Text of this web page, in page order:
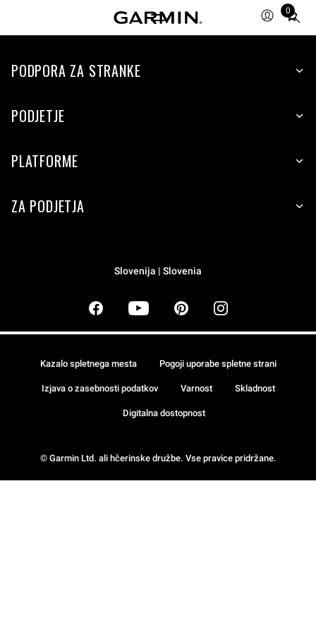
0
Total
items
cart:
PODPORA ZA STRANKE
PODJETJE
PLATFORME
ZA PODJETJA
Slovenija | Slovenia
© Garmin Ltd. ali hčerinske družbe. Vse pravice pridržane.
Kazalo spletnega mesta Pogoji uporabe spletne strani
Izjava o zasebnosti podatkov Varnost Skladnost
Digitalna dostopnost